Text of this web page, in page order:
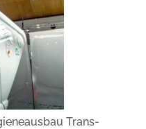
Trans-